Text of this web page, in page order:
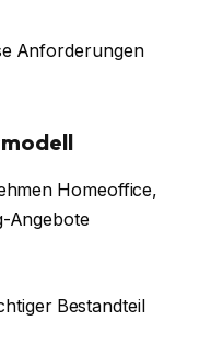
Anforderungen
Homeoffice,
Angebote
Bestandteil